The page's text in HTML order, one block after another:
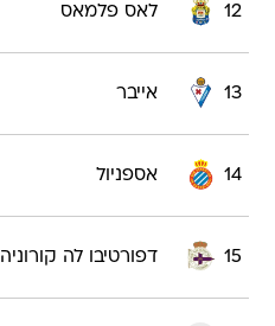
12 לאס פלמאס
13 אייבר
14 אספניול
15 דפורטיבו לה קורוניה